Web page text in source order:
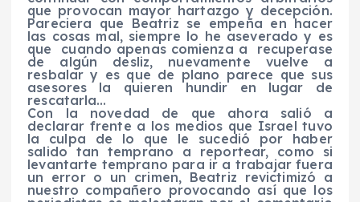
que provocan mayor hartazgo y decepción.
Pareciera que Beatriz se empeña en hacer
las cosas mal, siempre lo he aseverado y es
que cuando apenas comienza a recuperase
de algún desliz, nuevamente vuelve a
resbalar y es que de plano parece que sus
asesores la quieren hundir en lugar de
rescatarla…
Con la novedad de que ahora salió a
declarar frente a los medios que Israel tuvo
la culpa de lo que le sucedió por haber
salido tan temprano a reportear, como si
levantarte temprano para ir a trabajar fuera
un error o un crimen, Beatriz revictimizó a
nuestro compañero provocando así que los